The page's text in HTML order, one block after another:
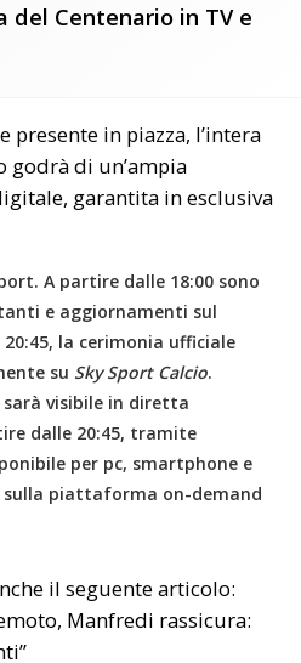
del Centenario in TV e
presente in piazza, l’intera
godrà di un’ampia
garantita in esclusiva
. A partire dalle 18:00 sono
e aggiornamenti sul
20:45, la cerimonia ufficiale
su Sky Sport Calcio.
sarà visibile in diretta
dalle 20:45, tramite
per pc, smartphone e
piattaforma on-demand
il seguente articolo:
Manfredi rassicura: